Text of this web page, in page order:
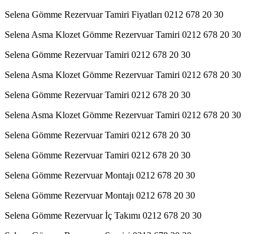
Selena Gömme Rezervuar Tamiri Fiyatları 0212 678 20 30
Selena Asma Klozet Gömme Rezervuar Tamiri 0212 678 20 30
Selena Gömme Rezervuar Tamiri 0212 678 20 30
Selena Asma Klozet Gömme Rezervuar Tamiri 0212 678 20 30
Selena Gömme Rezervuar Tamiri 0212 678 20 30
Selena Asma Klozet Gömme Rezervuar Tamiri 0212 678 20 30
Selena Gömme Rezervuar Tamiri 0212 678 20 30
Selena Gömme Rezervuar Tamiri 0212 678 20 30
Selena Gömme Rezervuar Montajı 0212 678 20 30
Selena Gömme Rezervuar Montajı 0212 678 20 30
Selena Gömme Rezervuar İç Takımı 0212 678 20 30